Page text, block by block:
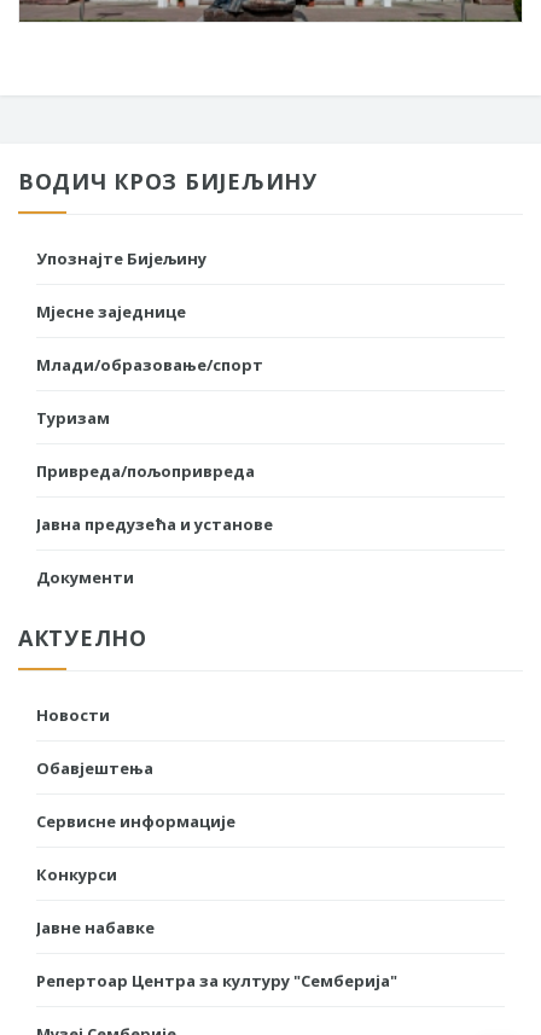
ВОДИЧ КРОЗ БИЈЕЉИНУ
Упознајте Бијељину
Мјесне заједнице
Млади/образовање/спорт
Туризам
Привреда/пољопривреда
Јавна предузећа и установе
Документи
АКТУЕЛНО
Новости
Обавјештења
Сервисне информације
Конкурси
Јавне набавке
Репертоар Центра за културу "Семберија"